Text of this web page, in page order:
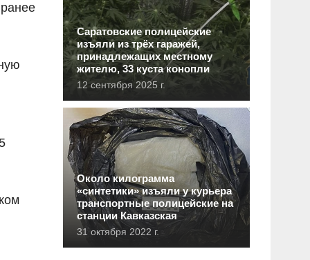
Саратовские полицейские
изъяли из трёх гаражей,
принадлежащих местному
жителю, 33 куста конопли
12 сентября 2025 г.
Около килограмма
«синтетики» изъяли у курьера
транспортные полицейские на
станции Кавказская
31 октября 2022 г.